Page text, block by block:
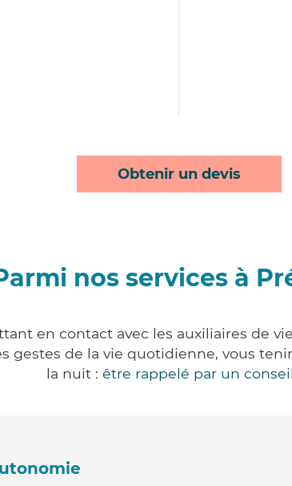
Obtenir un devis
nos services à
en contact avec les auxiliaires de
gestes de la vie quotidienne, vous
la nuit : être rappelé par un